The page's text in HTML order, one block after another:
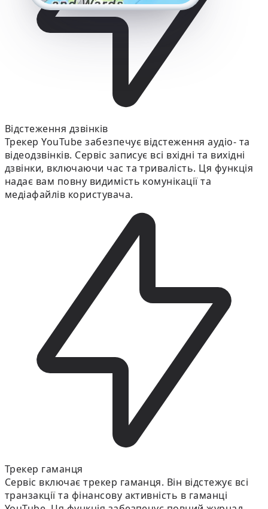
Відстеження дзвінків
Трекер YouTube забезпечує відстеження аудіо- та
відеодзвінків. Сервіс записує всі вхідні та вихідні
дзвінки, включаючи час та тривалість. Ця функція
надає вам повну видимість комунікації та
медіафайлів користувача.
Трекер гаманця
Сервіс включає трекер гаманця. Він відстежує всі
транзакції та фінансову активність в гаманці